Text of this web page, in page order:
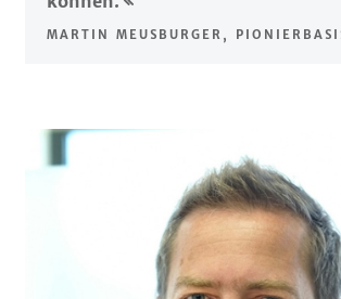
MARTIN MEUSBURGER,